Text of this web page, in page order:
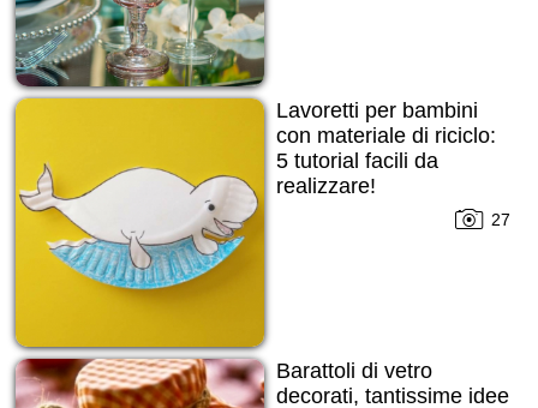
Lavoretti per bambini
con materiale di riciclo:
5 tutorial facili da
realizzare!
27
Barattoli di vetro
decorati, tantissime idee